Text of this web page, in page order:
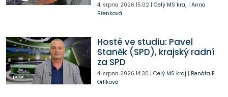
4. srpna 2026 15:02| Celý MS kraj | Anna
Břenková
Hosté ve studiu: Pavel
Staněk (SPD), krajský radní
za SPD
4. srpna 2026 14:30 | Celý MS kraj | Renáta E.
Orlíková